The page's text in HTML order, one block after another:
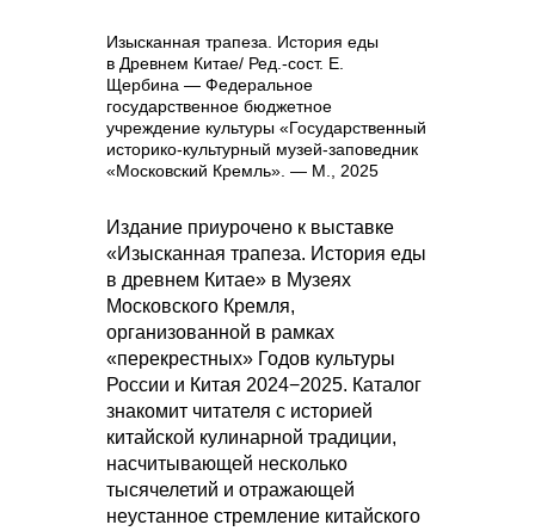
Изысканная трапеза. История еды
в Древнем Китае/ Ред.-сост. Е.
Щербина — Федеральное
государственное бюджетное
учреждение культуры «Государственный
историко-культурный музей-заповедник
«Московский Кремль». — М., 2025
Издание приурочено к выставке
«Изысканная трапеза. История еды
в древнем Китае» в Музеях
Московского Кремля,
организованной в рамках
«перекрестных» Годов культуры
России и Китая 2024−2025. Каталог
знакомит читателя с историей
китайской кулинарной традиции,
насчитывающей несколько
тысячелетий и отражающей
неустанное стремление китайского